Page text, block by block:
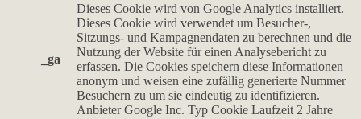
_ga
Dieses Cookie wird von Google Analytics installiert.
Dieses Cookie wird verwendet um Besucher-,
Sitzungs- und Kampagnendaten zu berechnen und die
Nutzung der Website für einen Analysebericht zu
erfassen. Die Cookies speichern diese Informationen
anonym und weisen eine zufällig generierte Nummer
Besuchern zu um sie eindeutig zu identifizieren.
Anbieter Google Inc. Typ Cookie Laufzeit 2 Jahre